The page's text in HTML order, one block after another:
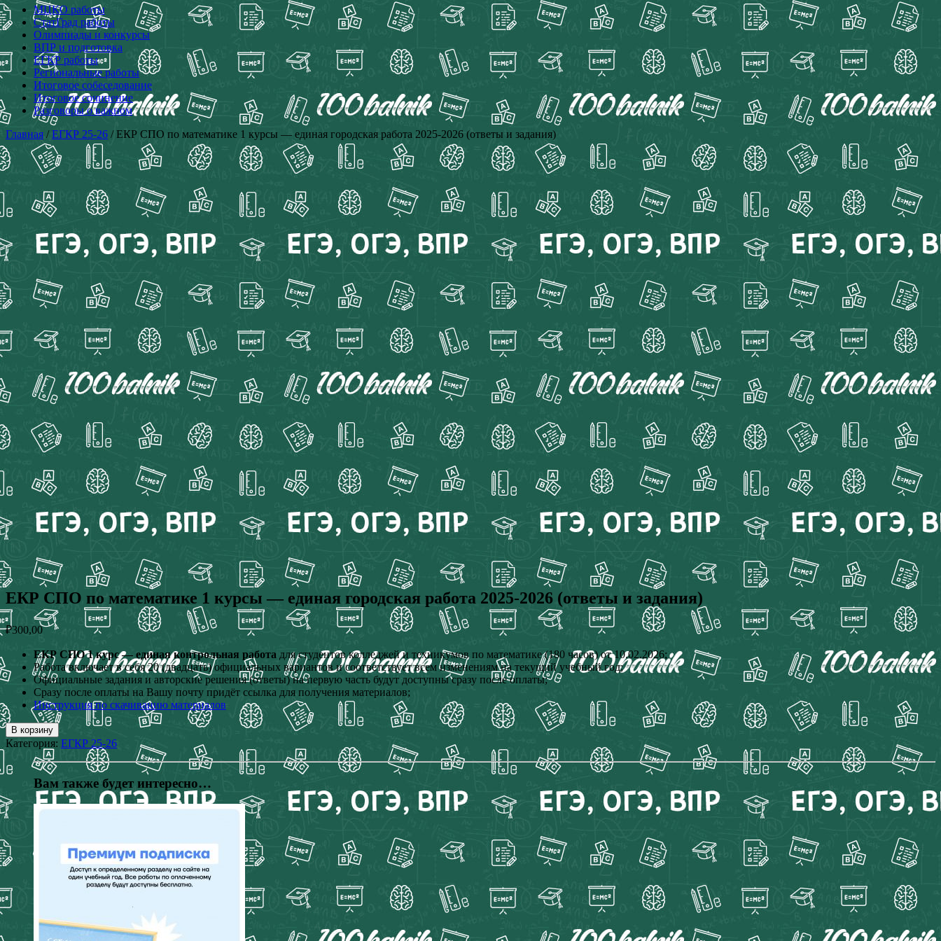
МЦКО работы
СтатГрад работы
Олимпиады и конкурсы
ВПР и подготовка
ЕГКР работы
Региональные работы
Итоговое собеседование
Итоговое сочинение
Разговоры о важном
Главная /ЕГКР 25-26 / ЕКР СПО по математике 1 курсы — единая городская работа 2025-2026 (ответы и задания)
ЕКР СПО по математике 1 курсы — единая городская работа 2025-2026 (ответы и задания)
₽300,00
ЕКР СПО 1 курс — единая контрольная работа для студентов колледжей и техникумов по математике (180 часов) от 10.02.2026;
Работа включает в себя 20 (двадцать) официальных вариантов и соответствует всем изменениям на текущий учебный год;
Официальные задания и авторские решения (ответы) на первую часть будут доступны сразу после оплаты;
Сразу после оплаты на Вашу почту придёт ссылка для получения материалов;
Инструкция по скачиванию материалов
В корзину
Категория: ЕГКР 25-26
Вам также будет интересно…